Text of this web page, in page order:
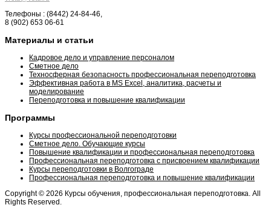
Телефоны : (8442) 24-84-46,
8 (902) 653 06-61
Материалы и статьи
Кадровое дело и управление персоналом
Сметное дело
Техносферная безопасность профессиональная переподготовка
Эффективная работа в MS Excel, аналитика, расчеты и
моделирование
Переподготовка и повышение квалификации
Программы
Курсы профессиональной переподготовки
Сметное дело. Обучающие курсы
Повышение квалификации и профессиональная переподготовка
Профессиональная переподготовка с присвоением квалификации
Курсы переподготовки в Волгограде
Профессиональная переподготовка и повышение квалификации
Copyright © 2026 Курсы обучения, профессиональная переподготовка. All
Rights Reserved.